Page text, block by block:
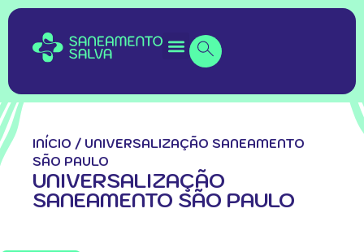
INÍCIO / UNIVERSALIZAÇÃO SANEAMENTO
SÃO PAULO
UNIVERSALIZAÇÃO
SANEAMENTO SÃO PAULO